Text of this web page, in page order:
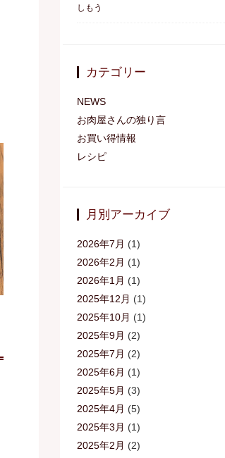
しもう
カテゴリー
NEWS
お肉屋さんの独り言
お買い得情報
レシピ
月別アーカイブ
2026年7月 (1)
2026年2月 (1)
2026年1月 (1)
2025年12月 (1)
2025年10月 (1)
2025年9月 (2)
2025年7月 (2)
2025年6月 (1)
2025年5月 (3)
2025年4月 (5)
2025年3月 (1)
2025年2月 (2)